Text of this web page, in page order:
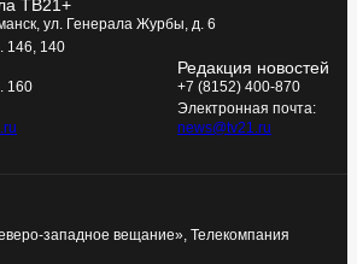
ТВ21+
ул. Генерала Журбы, д. 6
146, 140
160
Редакция новостей
+7 (8152) 400-870
Электронная почта:
news@tv21.ru
западное вещание», Телекомпания